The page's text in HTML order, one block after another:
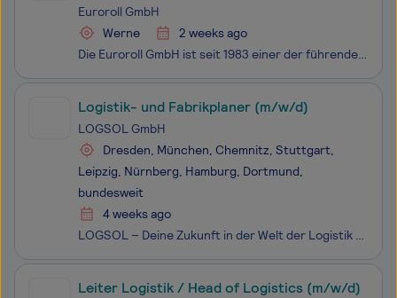
(m/w/d)
Euroroll GmbH
Werne
2 weeks ago
Die Euroroll GmbH ist seit 1983 einer der führenden Spezialisten in der schwerkraftbetriebenen Lager- und Fördertechnik. Seit 40 Jahren werden von unserem Firmensitz aus namhafte nationale sowie internationale Kunden betreut und beliefert. Die Branche der Intralogistik verzeichnet seit Jah
Logistik- und Fabrikplaner (m/w/d)
LOGSOL GmbH
Dresden, München, Chemnitz, Stuttgart,
Leipzig, Nürnberg, Hamburg, Dortmund,
bundesweit
4 weeks ago
LOGSOL – Deine Zukunft in der Welt der Logistik LOGSOL ist ein weltweit agierendes Beratungsunternehmen für innovative Logistiksoftware und strategische Logistikplanung. Wir unterstützen unsere Kunden entlang der gesamten Supply Chain – von der Entwicklung innovativer Behälterkonzepte über die Optim
Leiter Logistik / Head of Logistics (m/w/d)